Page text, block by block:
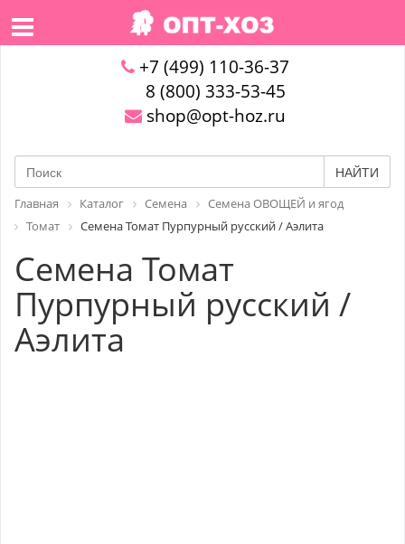
+7 (499) 110-36-37
8 (800) 333-53-45
shop@opt-hoz.ru
НАЙТИ
Главная Каталог Семена
Семена ОВОЩЕЙ и ягод
Томат
Семена Томат Пурпурный русский / Аэлита
Семена Томат
Пурпурный русский /
Аэлита